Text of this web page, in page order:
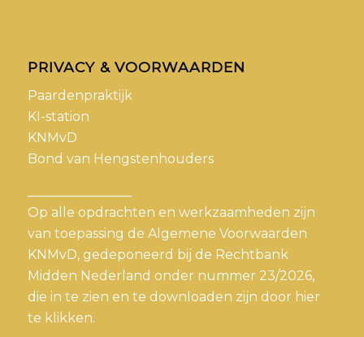
PRIVACY & VOORWAARDEN
Paardenpraktijk
KI-station
KNMvD
Bond van Hengstenhouders
Op alle opdrachten en werkzaamheden zijn
van toepassing de Algemene Voorwaarden
KNMvD, gedeponeerd bij de Rechtbank
Midden Nederland onder nummer 23/2026,
die in te zien en te downloaden zijn door hier
te klikken.